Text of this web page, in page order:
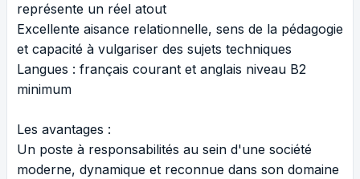
représente un réel atout
Excellente aisance relationnelle, sens de la pédagogie
et capacité à vulgariser des sujets techniques
Langues : français courant et anglais niveau B2
minimum
Les avantages :
Un poste à responsabilités au sein d'une société
moderne, dynamique et reconnue dans son domaine